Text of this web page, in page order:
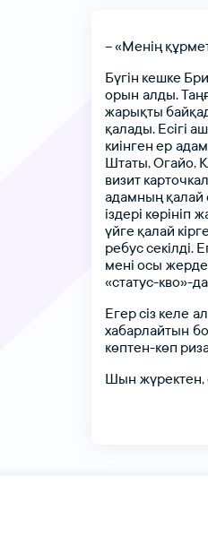
–«Менің
Бүгін кешке
орын алды.
жарықты
қалады. Есігі
киінген ер
Штаты,Огайо,
визит
адамның қалай
іздері көрініп
үйге қалай
ребуссекілді.
мені осы
«статус-кво»-да
Егерсіз келе
хабарлайтын
көптен-көп
Шын жүректен,